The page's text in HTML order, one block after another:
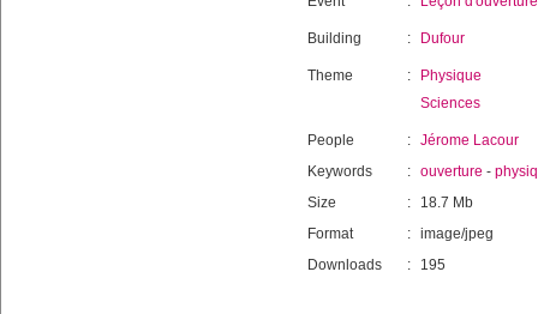
Building : Dufour
Theme :
Physique
Sciences
People : Jérome Lacour
Keywords
: ouverture -
Size
:
18.7 Mb
Format
: image/jpeg
Downloads
: 195